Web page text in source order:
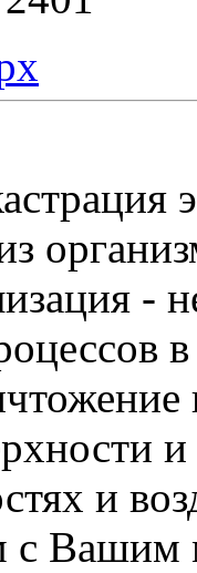
-
и
Вашим